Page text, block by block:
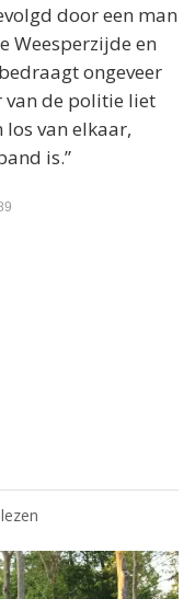
door een man
Weesperzijde en
ongeveer
van de politie liet
los van elkaar,
is.”